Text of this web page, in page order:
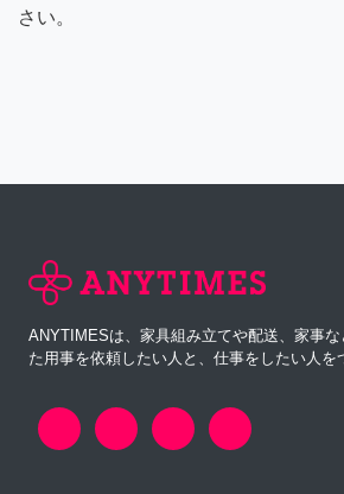
さい。
ANYTIMESは、家具組み立てや配送、家事
た用事を依頼したい人と、仕事をしたい人を